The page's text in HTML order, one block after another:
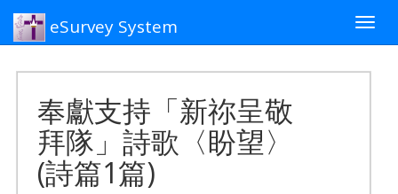
eSurvey System
奉獻支持「新祢呈敬
拜隊」詩歌〈盼望〉
(詩篇1篇)